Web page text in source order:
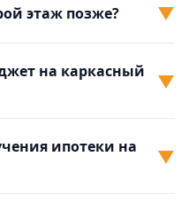
этаж позже? ▼
на каркасный
▼
ипотеки на
▼